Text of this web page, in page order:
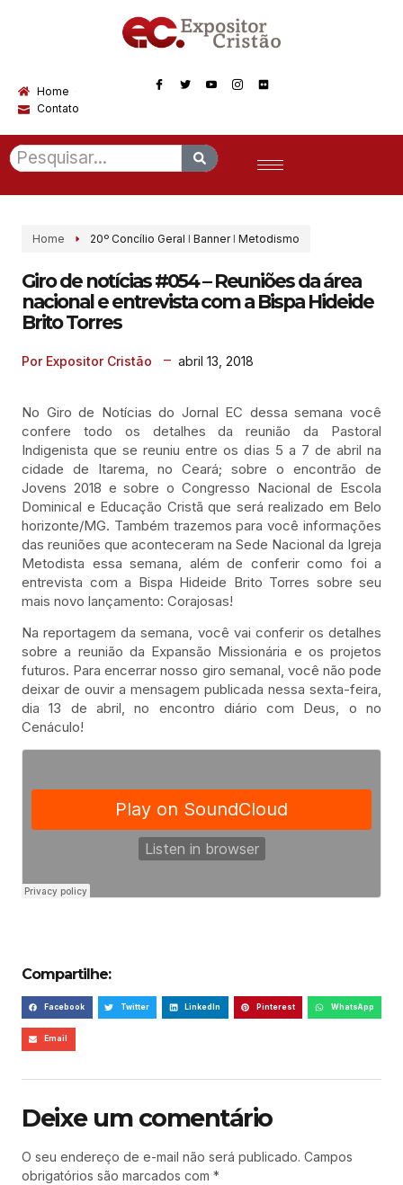
Home
Contato
Home 20º Concílio Geral I BannerI Metodismo
Giro de notícias #054 – Reuniões da área
nacional e entrevista com a Bispa Hideide
Brito Torres
Por Expositor Cristão abril 13, 2018
No Giro de Notícias do Jornal EC dessa semana você
confere todo os detalhes da reunião da Pastoral
Indigenista que se reuniu entre os dias 5 a 7 de abril na
cidade de Itarema, no Ceará; sobre o encontrão de
Jovens 2018 e sobre o Congresso Nacional de Escola
Dominical e Educação Cristã que será realizado em Belo
horizonte/MG. Também trazemos para você informações
das reuniões que aconteceram na Sede Nacional da Igreja
Metodista essa semana, além de conferir como foi a
entrevista com a Bispa Hideide Brito Torres sobre seu
mais novo lançamento: Corajosas!
Na reportagem da semana, você vai conferir os detalhes
sobre a reunião da Expansão Missionária e os projetos
futuros. Para encerrar nosso giro semanal, você não pode
deixar de ouvir a mensagem publicada nessa sexta-feira,
dia 13 de abril, no encontro diário com Deus, o no
Cenáculo!
Compartilhe:
Facebook Twitter LinkedIn Pinterest WhatsApp
Email
Deixe um comentário
O seu endereço de e-mail não será publicado. Campos
obrigatórios são marcados com *